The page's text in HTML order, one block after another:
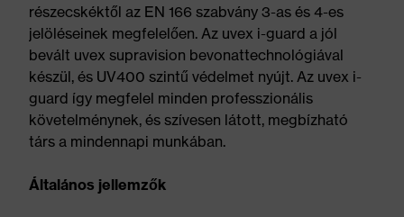
részecskéktől az EN 166 szabvány 3-as és 4-es
jelöléseinek megfelelően. Az uvex i-guard a jól
bevált uvex supravision bevonattechnológiával
készül, és UV400 szintű védelmet nyújt. Az uvex i-
guard így megfelel minden professzionális
követelménynek, és szívesen látott, megbízható
társ a mindennapi munkában.
Általános jellemzők